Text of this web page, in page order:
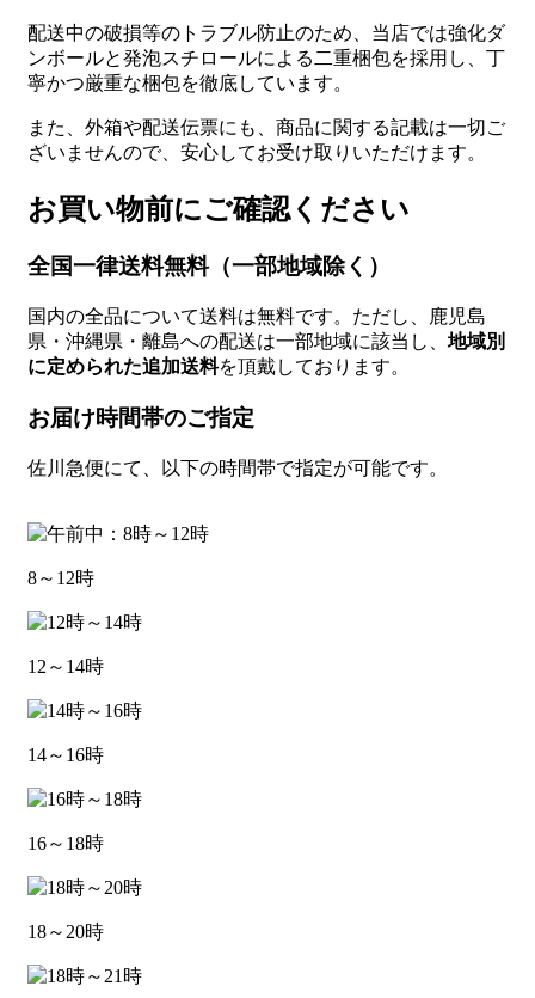
配送中の破損等のトラブル防止のため、当店では強化ダ
ンボールと発泡スチロールによる二重梱包を採用し、丁
寧かつ厳重な梱包を徹底しています。
また、外箱や配送伝票にも、商品に関する記載は一切ご
ざいませんので、安心してお受け取りいただけます。
お買い物前にご確認ください
全国一律送料無料（一部地域除く）
国内の全品について送料は無料です。ただし、鹿児島
県・沖縄県・離島への配送は一部地域に該当し、 地域別
に定められた追加送料を頂戴しております。
お届け時間帯のご指定
佐川急便にて、以下の時間帯で指定が可能です。
8～12時
12～14時
14～16時
16～18時
18～20時